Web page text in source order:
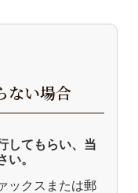
ない場合
してもらい、当
い。
ックスまたは郵